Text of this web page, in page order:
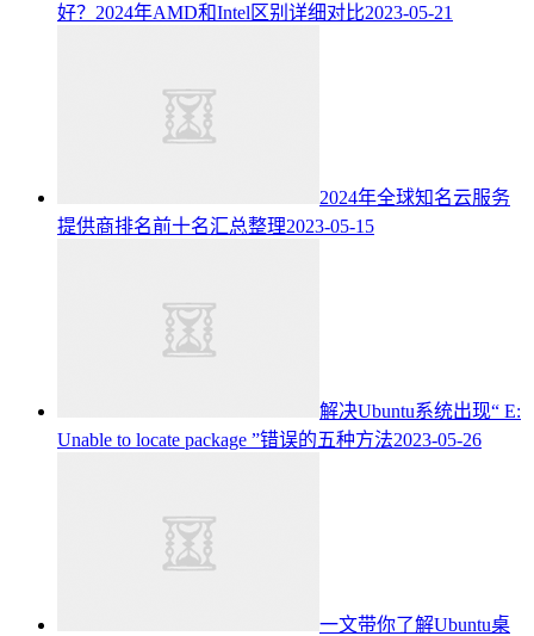
好？2024年AMD和Intel区别详细对比2023-05-21
2024年全球知名云服务
提供商排名前十名汇总整理2023-05-15
解决Ubuntu系统出现“ E:
Unable to locate package ”错误的五种方法2023-05-26
一文带你了解Ubuntu桌